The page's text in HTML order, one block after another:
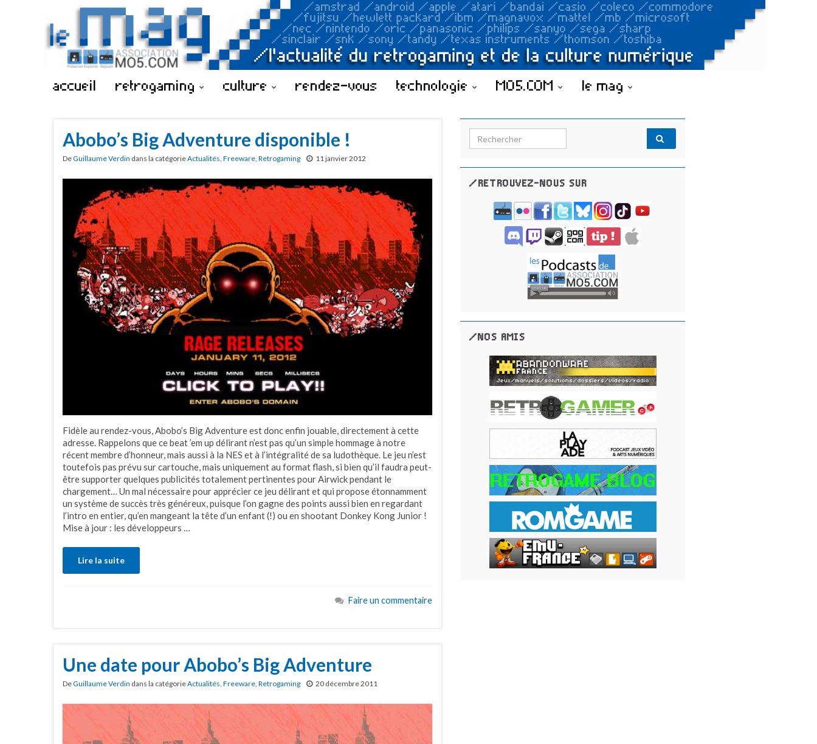
accueil retrogaming culture rendez-vous technologie MO5.COM le mag
Abobo’s Big Adventure disponible !
DeGuillaume Verdin dans la catégorieActualités, Freeware, Retrogaming 11 janvier 2012
Fidèle au rendez-vous, Abobo’s Big Adventure est donc enfin jouable, directement à cette
adresse. Rappelons que ce beat ’em up délirant n’est pas qu’un simple hommage à notre
récent membre d’honneur, mais aussi à la NES et à l’intégralité de sa ludothèque. Le jeu n’est
toutefois pas prévu sur cartouche, mais uniquement au format flash, si bien qu’il faudra peut-
être supporter quelques publicités totalement pertinentes pour Airwick pendant le
chargement… Un mal nécessaire pour apprécier ce jeu délirant et qui propose étonnamment
un système de succès très généreux, puisque l’on gagne des points aussi bien en regardant
l’intro en entier, qu’en mangeant la tête d’un enfant (!) ou en shootant Donkey Kong Junior !
Mise à jour : les développeurs …
Lire la suite
Faire un commentaire
Une date pour Abobo’s Big Adventure
DeGuillaume Verdin dans la catégorieActualités Freeware Retrogaming 20 décembre 2011
Search for:
/RETROUVEZ-NOUS SUR
/NOS AMIS